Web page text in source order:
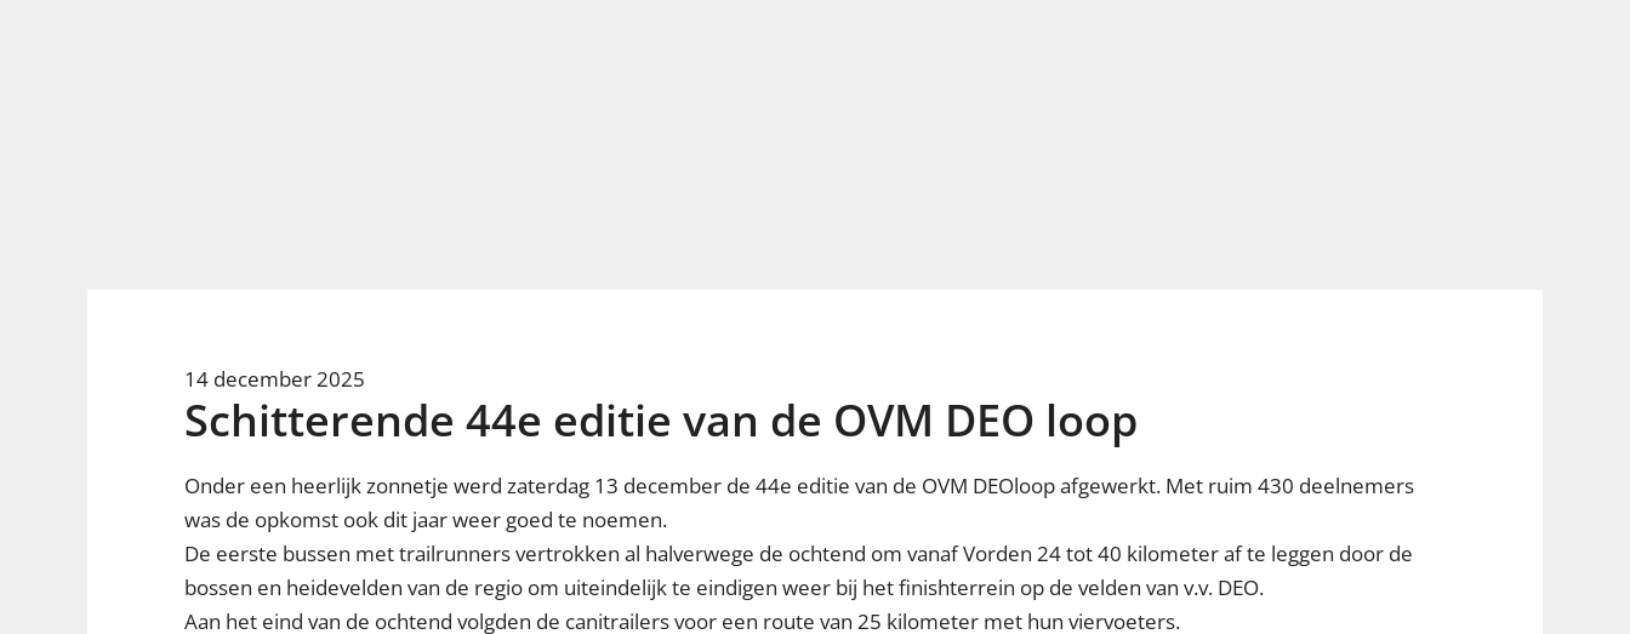
14 december 2025
Schitterende 44e editie van de OVM DEO loop
Onder een heerlijk zonnetje werd zaterdag 13 december de 44e editie van de OVM DEOloop afgewerkt. Met ruim 430 deelnemers
was de opkomst ook dit jaar weer goed te noemen.
De eerste bussen met trailrunners vertrokken al halverwege de ochtend om vanaf Vorden 24 tot 40 kilometer af te leggen door de
bossen en heidevelden van de regio om uiteindelijk te eindigen weer bij het finishterrein op de velden van v.v. DEO.
Aan het eind van de ochtend volgden de canitrailers voor een route van 25 kilometer met hun viervoeters.